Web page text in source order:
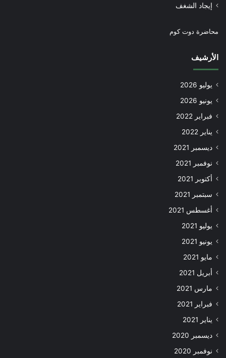
إيجاد الشغف
محاضرة دوت كوم
الأرشيف
يوليو 2026
يونيو 2026
فبراير 2022
يناير 2022
ديسمبر 2021
نوفمبر 2021
أكتوبر 2021
سبتمبر 2021
أغسطس 2021
يوليو 2021
يونيو 2021
مايو 2021
أبريل 2021
مارس 2021
فبراير 2021
يناير 2021
ديسمبر 2020
نوفمبر 2020